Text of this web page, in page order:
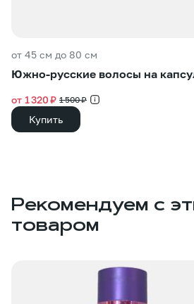
от 45 см до 80 см
Южно-русские волосы на
от 1 320 ₽ 1 500 ₽
Купить
Рекомендуем с
товаром